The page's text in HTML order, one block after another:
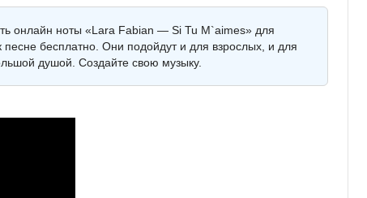
онлайн ноты «Lara Fabian — Si Tu M`aimes» для
бесплатно. Они подойдут и для взрослых, и для
душой. Создайте свою музыку.